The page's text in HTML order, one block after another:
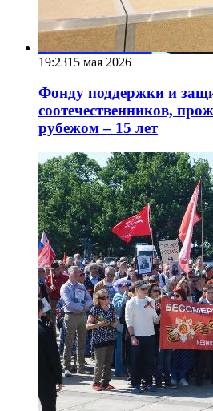
19:2315 мая 2026
Фонду поддержки и
соотечественников,
рубежом – 15 лет